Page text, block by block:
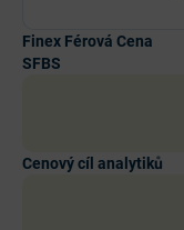
Finex Férová Cena
SFBS
Cenový cíl analytiků